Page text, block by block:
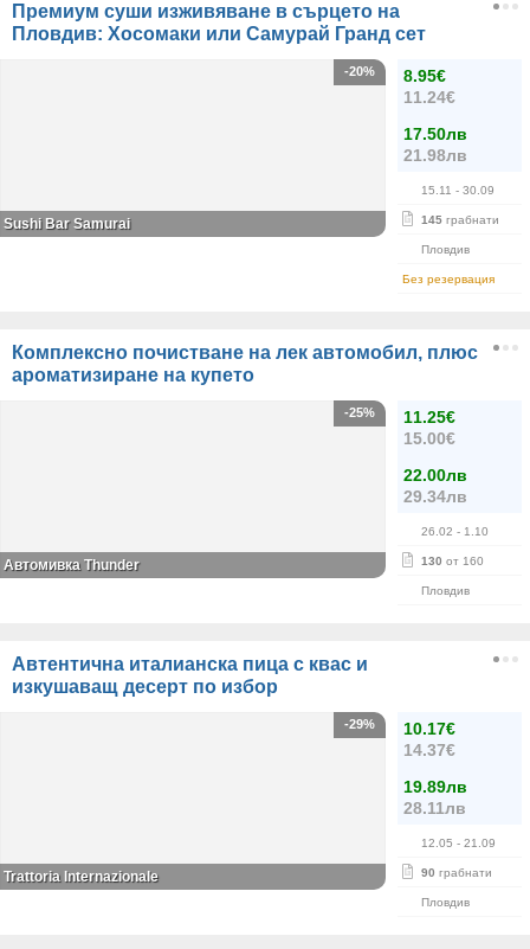
Премиум суши изживяване в сърцето на
Пловдив: Хосомаки или Самурай Гранд сет
8.95€
11.24€
17.50лв
21.98лв
15.11 - 30.09
145 грабнати
Пловдив
Без резервация
-20%
Sushi Bar Samurai
Комплексно почистване на лек автомобил, плюс
ароматизиране на купето
11.25€
15.00€
22.00лв
29.34лв
26.02 - 1.10
130 от 160
Пловдив
-25%
Автомивка Thunder
Автентична италианска пица с квас и
изкушаващ десерт по избор
10.17€
14.37€
19.89лв
28.11лв
12.05 - 21.09
90 грабнати
Пловдив
-29%
Trattoria Internazionale